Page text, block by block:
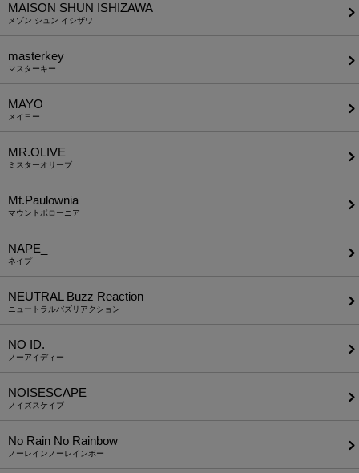
MAISON SHUN ISHIZAWA
メゾン シュン イシザワ
masterkey
マスターキー
MAYO
メイヨー
MR.OLIVE
ミスターオリーブ
Mt.Paulownia
マウントポローニア
NAPE_
ネイプ
NEUTRAL Buzz Reaction
ニュートラルバズリアクション
NO ID.
ノーアイディー
NOISESCAPE
ノイズスケイプ
No Rain No Rainbow
ノーレインノーレインボー